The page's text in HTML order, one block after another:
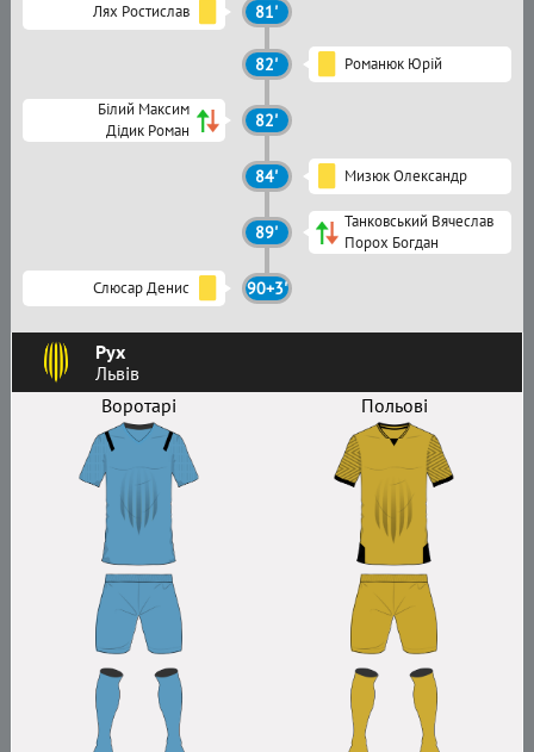
Рух
Львів
Воротарі
Польові
Лях Ростислав 81'
82' Романюк Юрій
Білий Максим
Дідик Роман
82'
84' Мизюк Олександр
89'
Танковський Вячеслав
Порох Богдан
Слюсар Денис 90+3'